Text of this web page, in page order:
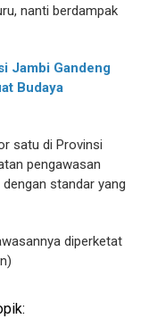
nanti berdampak
Jambi Gandeng
Budaya
satu di Provinsi
pengawasan
standar yang
diperketat